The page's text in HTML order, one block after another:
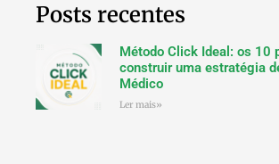
Posts recentes
Método Click Ideal: os 10
construir uma estratégia
Médico
Ler mais»